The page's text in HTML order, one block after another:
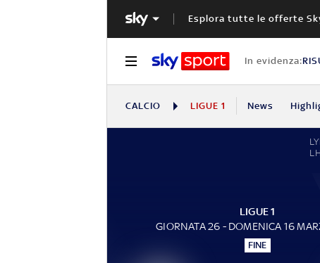
Esplora tutte le offerte
In evidenza:
CALCIO LIGUE 1 News
LIGUE 1
GIORNATA 26 - DOMENICA 16
FINE